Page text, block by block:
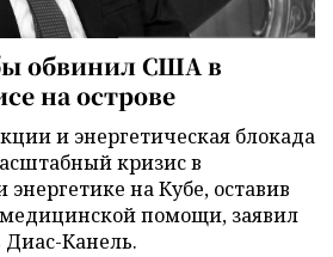
обвинил США в
на острове
и энергетическая блокада
кризис в
на Кубе, оставив
помощи, заявил
Канель.